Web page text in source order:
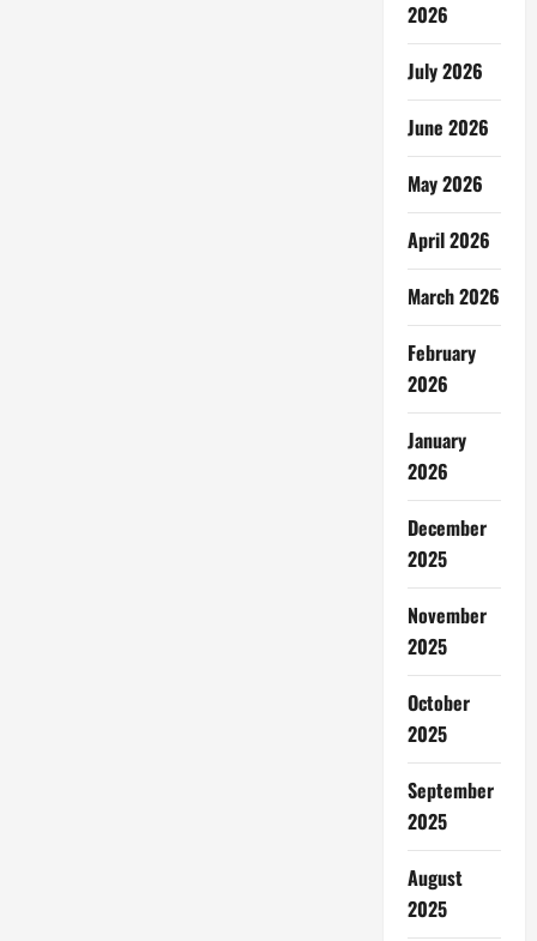
2026
July 2026
June 2026
May 2026
April 2026
March 2026
February
2026
January
2026
December
2025
November
2025
October
2025
September
2025
August
2025